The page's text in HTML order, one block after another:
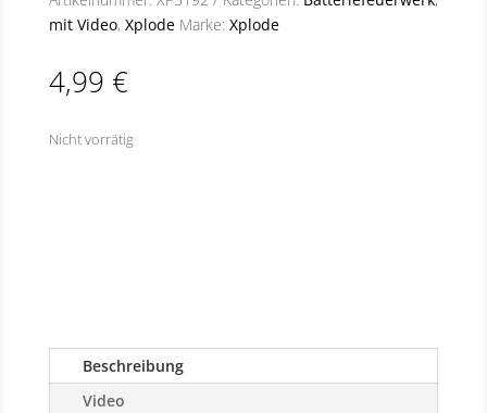
mit Video, Xplode Marke: Xplode
4,99 €
Nicht vorrätig
Beschreibung
Video